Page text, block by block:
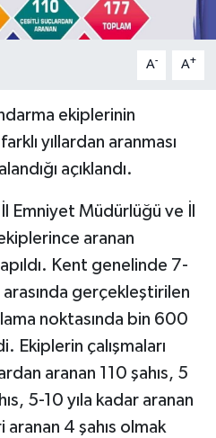
A- A+
ekiplerinin
yıllardan aranması
açıklandı.
Emniyet Müdürlüğü ve İl
aranan
Kent genelinde 7-
gerçekleştirilen
noktasında bin 600
Ekiplerin çalışmaları
aranan 110 şahıs, 5
5-10 yıla kadar aranan
aranan 4 şahıs olmak